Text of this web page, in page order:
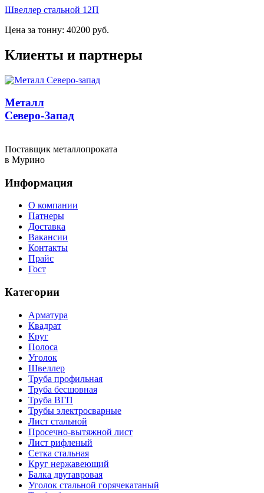
Швеллер стальной 12П
Цена за тонну: 40200 руб.
Клиенты и партнеры
Металл
Северо-Запад
Поставщик металлопроката
в Мурино
Информация
О компании
Патнеры
Доставка
Вакансии
Контакты
Прайс
Гост
Категории
Арматура
Квадрат
Круг
Полоса
Уголок
Швеллер
Труба профильная
Труба бесшовная
Труба ВГП
Трубы электросварные
Лист стальной
Просечно-вытяжной лист
Лист рифленый
Сетка стальная
Круг нержавеющий
Балка двутавровая
Уголок стальной горячекатаный